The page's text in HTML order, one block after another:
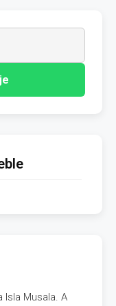
Musala. A